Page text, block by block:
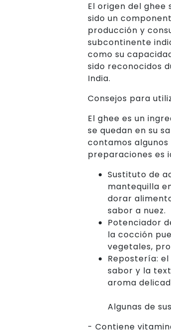
El origen del ghee
sido un
producción y
subcontinente
como su
sido reconocidos
India.
Consejos para
El ghee es un
se quedan en su
contamos
preparaciones es
Sustituto de
mantequilla
dorar
sabor a nuez.
Potenciador
la cocción
vegetales,
Repostería:
sabor y la
aroma
Algunas de
- Contiene